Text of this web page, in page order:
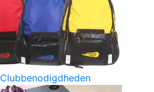
Clubbenodigdheden